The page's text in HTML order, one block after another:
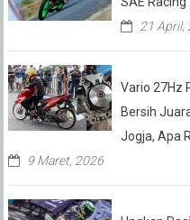
21 April,
Vario 27Hz
Bersih
Jogja, Apa
9 Maret, 2026